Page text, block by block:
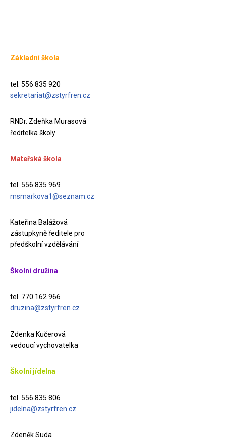
Základní škola
tel. 556 835 920
sekretariat@zstyrfren.cz
RNDr. Zdeňka Murasová
ředitelka školy
Mateřská škola
tel. 556 835 969
msmarkova1@seznam.cz
Kateřina Balážová
zástupkyně ředitele pro
předškolní vzdělávání
Školní družina
tel. 770 162 966
druzina@zstyrfren.cz
Zdenka Kučerová
vedoucí vychovatelka
Školní jídelna
tel. 556 835 806
jidelna@zstyrfren.cz
Zdeněk Suda